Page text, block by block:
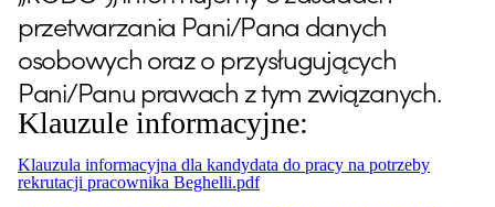
przetwarzania Pani/Pana danych
osobowych oraz o przysługujących
Pani/Panu prawach z tym związanych.
Klauzule informacyjne:
Klauzula informacyjna dla kandydata do pracy na potrzeby
rekrutacji pracownika Beghelli.pdf